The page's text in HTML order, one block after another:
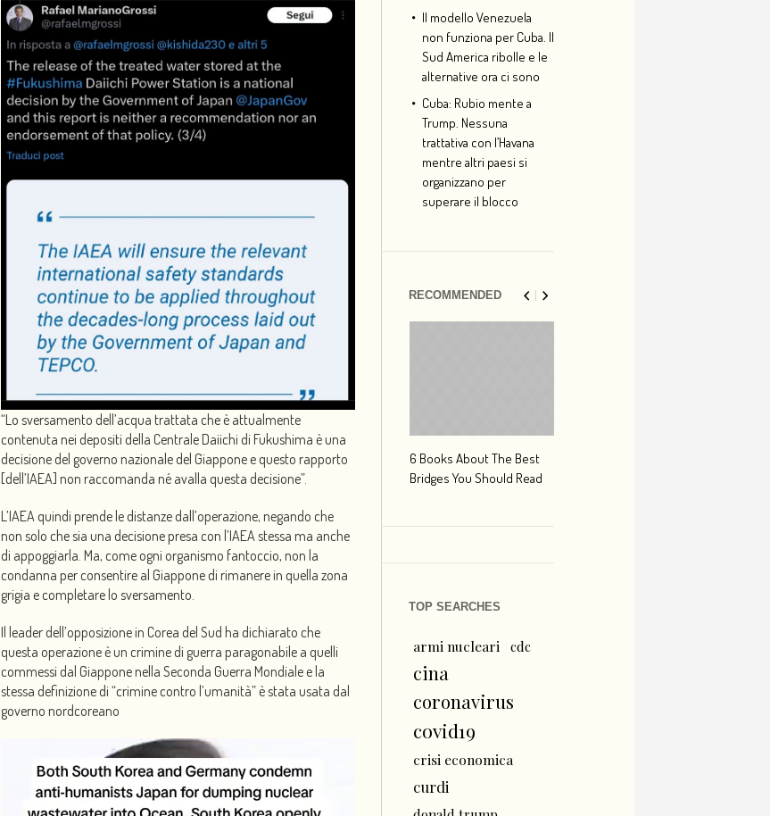
“Lo sversamento dell’acqua trattata che è attualmente
contenuta nei depositi della Centrale Daiichi di Fukushima è una
decisione del governo nazionale del Giappone e questo rapporto
[dell’IAEA] non raccomanda né avalla questa decisione”.
L’IAEA quindi prende le distanze dall’operazione, negando che
non solo che sia una decisione presa con l’IAEA stessa ma anche
di appoggiarla. Ma, come ogni organismo fantoccio, non la
condanna per consentire al Giappone di rimanere in quella zona
grigia e completare lo sversamento.
Il leader dell’opposizione in Corea del Sud ha dichiarato che
questa operazione è un crimine di guerra paragonabile a quelli
commessi dal Giappone nella Seconda Guerra Mondiale e la
stessa definizione di “crimine contro l’umanità” è stata usata dal
governo nordcoreano
Il modello Venezuela
non funziona per Cuba. Il
Sud America ribolle e le
alternative ora ci sono
Cuba: Rubio mente a
Trump. Nessuna
trattativa con l’Havana
mentre altri paesi si
organizzano per
superare il blocco
RECOMMENDED
6 Books About The Best
Bridges You Should Read
TOP SEARCHES
armi nucleari cdc
cina
coronavirus
covid19
crisi economica
curdi